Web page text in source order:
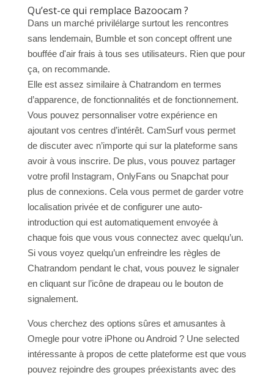
Qu’est-ce qui remplace Bazoocam ?
Dans un marché privilélarge surtout les rencontres
sans lendemain, Bumble et son concept offrent une
bouffée d'air frais à tous ses utilisateurs. Rien que pour
ça, on recommande.
Elle est assez similaire à Chatrandom en termes
d’apparence, de fonctionnalités et de fonctionnement.
Vous pouvez personnaliser votre expérience en
ajoutant vos centres d’intérêt. CamSurf vous permet
de discuter avec n’importe qui sur la plateforme sans
avoir à vous inscrire. De plus, vous pouvez partager
votre profil Instagram, OnlyFans ou Snapchat pour
plus de connexions. Cela vous permet de garder votre
localisation privée et de configurer une auto-
introduction qui est automatiquement envoyée à
chaque fois que vous vous connectez avec quelqu’un.
Si vous voyez quelqu’un enfreindre les règles de
Chatrandom pendant le chat, vous pouvez le signaler
en cliquant sur l’icône de drapeau ou le bouton de
signalement.
Vous cherchez des options sûres et amusantes à
Omegle pour votre iPhone ou Android ? Une selected
intéressante à propos de cette plateforme est que vous
pouvez rejoindre des groupes préexistants avec des